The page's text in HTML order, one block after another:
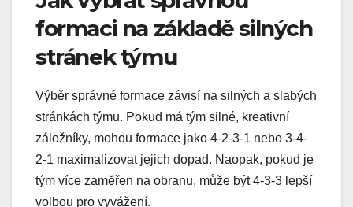
formaci na základě silných
stránek týmu
Výběr správné formace závisí na silných a slabých
stránkách týmu. Pokud má tým silné, kreativní
záložníky, mohou formace jako 4-2-3-1 nebo 3-4-
2-1 maximalizovat jejich dopad. Naopak, pokud je
tým více zaměřen na obranu, může být 4-3-3 lepší
volbou pro vyvážení.